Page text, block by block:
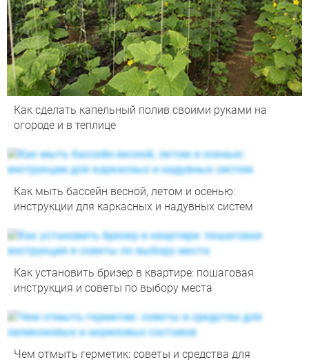
Как сделать капельный полив своими руками на
огороде и в теплице
Как мыть бассейн весной, летом и осенью:
инструкции для каркасных и надувных систем
Как установить бризер в квартире: пошаговая
инструкция и советы по выбору места
Чем отмыть герметик: советы и средства для